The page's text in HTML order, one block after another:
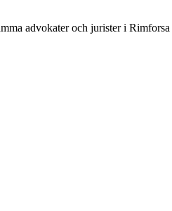
advokater och jurister i Rimforsa